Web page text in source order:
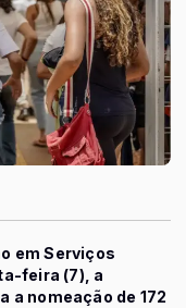
em Serviços
feira (7), a
a nomeação de 172